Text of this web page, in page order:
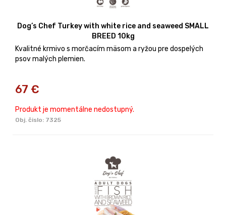
Dog’s Chef Turkey with white rice and seaweed SMALL
BREED 10kg
Kvalitné krmivo s morčacím mäsom a ryžou pre dospelých
psov malých plemien.
67 €
Produkt je momentálne nedostupný.
Obj. čislo: 7325